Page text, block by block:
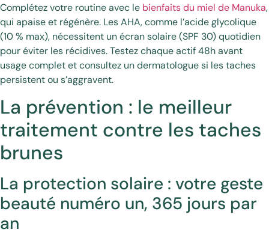
Complétez votre routine avec le bienfaits du miel de Manuka,
qui apaise et régénère. Les AHA, comme l’acide glycolique
(10 % max), nécessitent un écran solaire (SPF 30) quotidien
pour éviter les récidives. Testez chaque actif 48h avant
usage complet et consultez un dermatologue si les taches
persistent ou s’aggravent.
La prévention : le meilleur
traitement contre les taches
brunes
La protection solaire : votre geste
beauté numéro un, 365 jours par
an